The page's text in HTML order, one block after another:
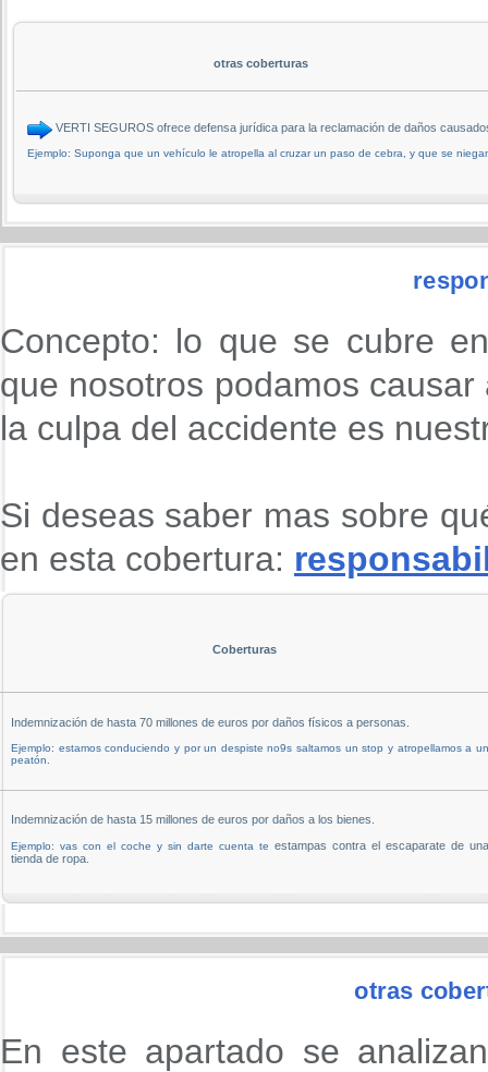
otras coberturas
VERTI SEGUROS ofrece defensa jurídica para la reclamación de daños
Ejemplo: Suponga que un vehículo le atropella al cruzar un paso de cebra, y que se
Concepto: lo que se cubre
que nosotros podamos
la culpa del accidente es
Si deseas saber mas sobre
en esta cobertura:
Coberturas
Indemnización de hasta 70 millones de euros por daños físicos a personas.
Ejemplo: estamos conduciendo y por un despiste no9s saltamos un stop y atropellamos a un
peatón.
Indemnización de hasta 15 millones de euros por daños a los bienes.
Ejemplo: vas con el coche y sin darte cuenta te estampas contra el escaparate de una
tienda de ropa.
otras
En este apartado se